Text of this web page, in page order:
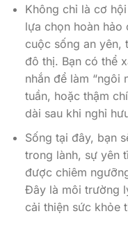
Không chỉ là cơ
lựa chọn hoàn
cuộc sống an yên,
đô thị. Bạn có thể
nhắn để làm “ngôi
tuần, hoặc thậm
dài sau khi nghỉ
Sống tại đây, bạn
trong lành, sự yên
được chiêm
Đây là môi trường
cải thiện sức khỏe